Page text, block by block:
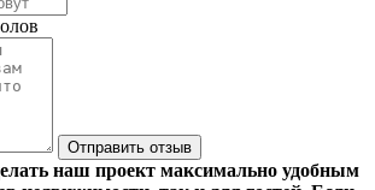
Отправить отзыв
наш проект максимально удобным